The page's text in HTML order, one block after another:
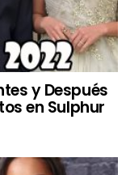
y Después
en Sulphur